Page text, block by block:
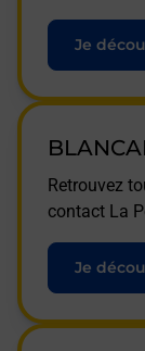
Je
Retrouvez
contact La
Je